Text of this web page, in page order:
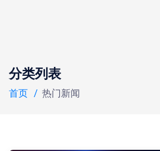
分类列表
首页 热门新闻